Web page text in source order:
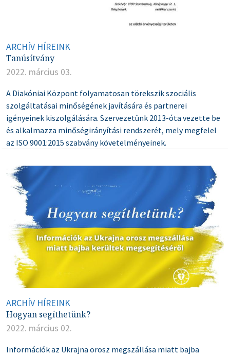
ARCHÍV HÍREINK
Tanúsítvány
2022. március 03.
A Diakóniai Központ folyamatosan törekszik szociális
szolgáltatásai minőségének javítására és partnerei
igényeinek kiszolgálására. Szervezetünk 2013-óta vezette be
és alkalmazza minőségirányítási rendszerét, mely megfelel
az ISO 9001:2015 szabvány követelményeinek.
ARCHÍV HÍREINK
Hogyan segíthetünk?
2022. március 02.
Információk az Ukrajna orosz megszállása miatt bajba